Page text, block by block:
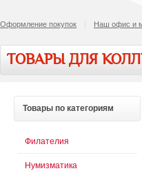
Оформление покупок Наш офис и
ТОВАРЫ ДЛЯ
Товары по категориям
Филателия
Нумизматика